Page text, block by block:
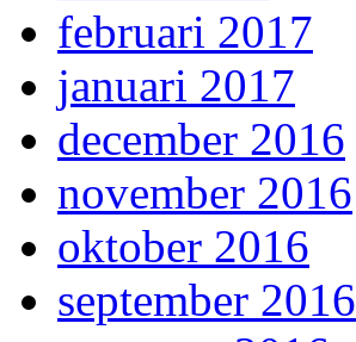
februari 2017
januari 2017
december 2016
november 2016
oktober 2016
september 2016